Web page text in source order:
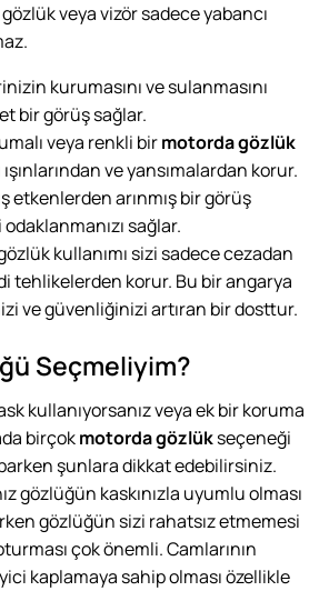
veya vizör sadece yabancı
kurumasını ve sulanmasını
bir görüş sağlar.
veya renkli birmotorda gözlük
ve yansımalardan korur.
etkenlerden arınmış bir görüş
sağlar.
kullanımı sizi sadece cezadan
tehlikelerden korur. Bu bir angarya
ve güvenliğinizi artıran bir dosttur.
Seçmeliyim?
kullanıyorsanız veya ek bir koruma
birçokmotorda gözlükseçeneği
şunlara dikkat edebilirsiniz.
gözlüğün kaskınızla uyumlu olması
gözlüğün sizi rahatsız etmemesi
çok önemli. Camlarının
kaplamaya sahip olması özellikle